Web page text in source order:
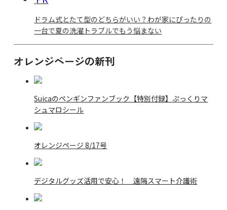
ドラム式とたて型のどちらがいい？わが家にぴったりの
一台で夏の洗濯トラブルでもう悩まない
オレンジページの新刊
Suicaのペンギンファンブック【特別付録】ぷっくりマ
シュマロシール
オレンジページ 8/17号
デジタルグッズ活用で安心！ 遠隔スマート介護術